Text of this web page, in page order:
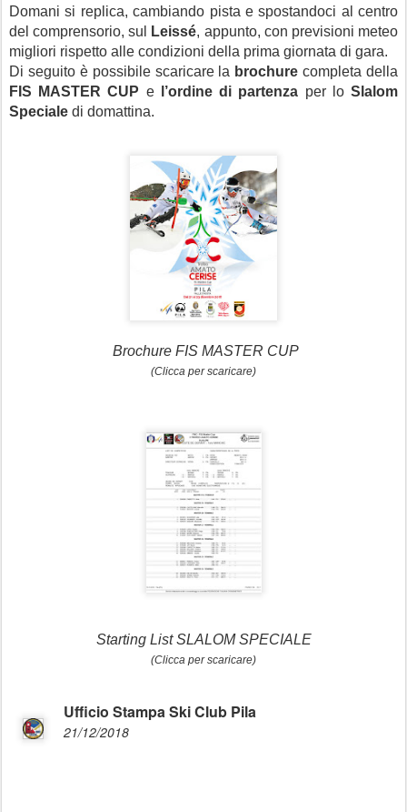
Domani si replica, cambiando pista e spostandoci al centro
del comprensorio, sul
Leissé, appunto, con previsioni meteo
migliori rispetto alle condizioni della prima giornata di gara.
Di seguito è possibile scaricare la brochure completa della
FIS MASTER CUP e l’ordine di partenza per loSlalom
Speciale di domattina.
Brochure FIS MASTER CUP
(Clicca per scaricare)
Starting List SLALOM SPECIALE
(Clicca per scaricare)
Ufficio Stampa Ski Club Pila
21/12/2018